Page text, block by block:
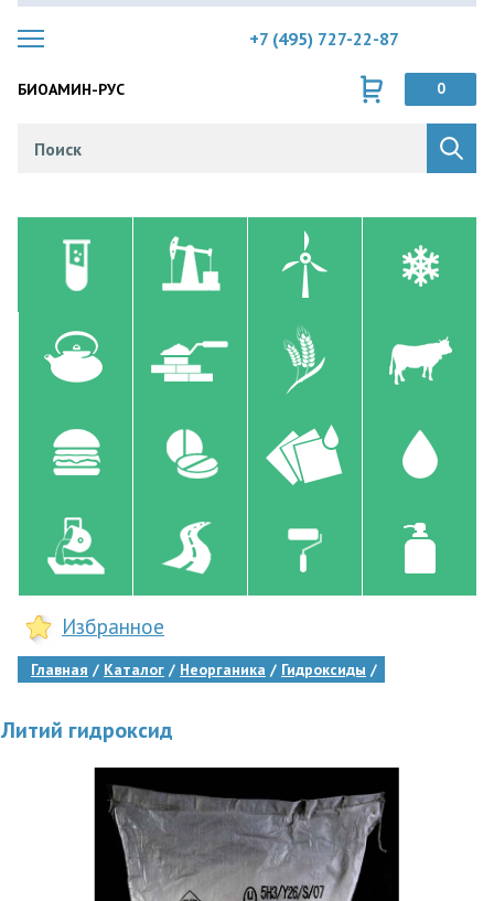
+7 (495) 727-22-87
БИОАМИН-РУС 0
Избранное
Главная Каталог Неорганика Гидроксиды
Литий гидроксид